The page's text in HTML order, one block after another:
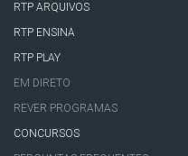
RTP ARQUIVOS
RTP ENSINA
RTP PLAY
EM DIRETO
REVER PROGRAMAS
CONCURSOS